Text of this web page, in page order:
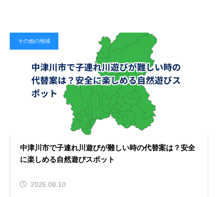
岐阜で由緒ある古刹はどこ？古の時
代から続く歴史深い寺院の魅力とは
西濃：大垣・養老・海津・垂井・関ヶ原・揖斐・池田・
神戸
大垣が「水の都」と呼ばれるのはな
ぜ？豊富な湧水が育んだ歴史と文化
登山
その他の地域
中津川市で子連れ川遊びが難しい時の代替案は？安全
に楽しめる自然遊びスポット
2026.08.10